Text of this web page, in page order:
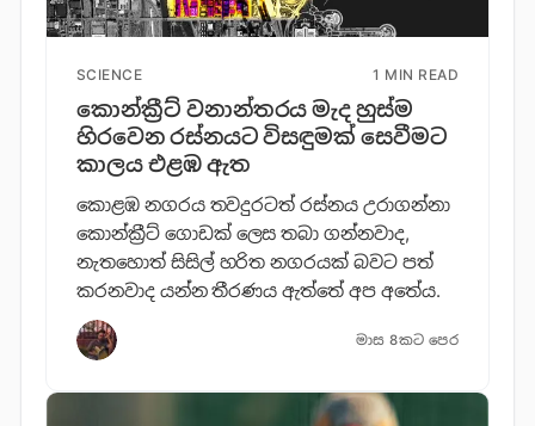
SCIENCE 1 MIN READ
කොන්ක්‍රීට් වනාන්තරය මැද හුස්ම
හිරවෙන රස්නයට විසඳුමක් සෙවීමට
කාලය එළඹ ඇත
කොළඹ නගරය තවදුරටත් රස්නය උරාගන්නා
කොන්ක්‍රීට් ගොඩක් ලෙස තබා ගන්නවාද,
නැතහොත් සිසිල් හරිත නගරයක් බවට පත්
කරනවාද යන්න තීරණය ඇත්තේ අප අතේය.
මාස 8කට පෙර